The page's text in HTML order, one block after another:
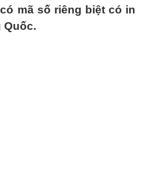
mã số riêng biệt có in
Quốc.